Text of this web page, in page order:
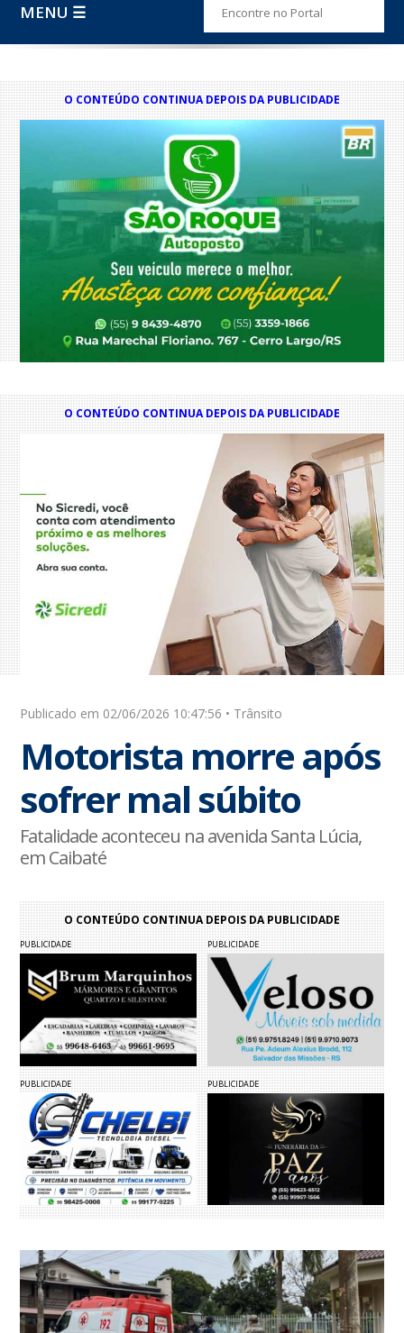
MENU ☰
O CONTEÚDO CONTINUA DEPOIS DA PUBLICIDADE
O CONTEÚDO CONTINUA DEPOIS DA PUBLICIDADE
Publicado em 02/06/2026 10:47:56 • Trânsito
Motorista morre após
sofrer mal súbito
Fatalidade aconteceu na avenida Santa Lúcia,
em Caibaté
O CONTEÚDO CONTINUA DEPOIS DA PUBLICIDADE
PUBLICIDADE PUBLICIDADE
PUBLICIDADE PUBLICIDADE